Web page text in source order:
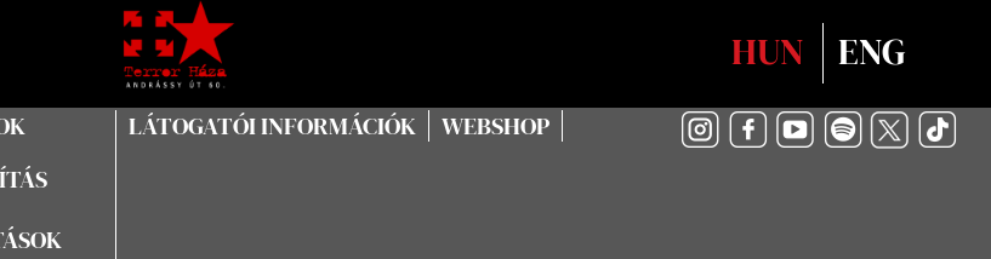
HUN ENG
LÁTOGATÓI INFORMÁCIÓK WEBSHOP